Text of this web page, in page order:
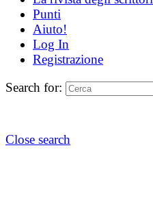
Punti
Aiuto!
Log In
Registrazione
Search for:
Close search